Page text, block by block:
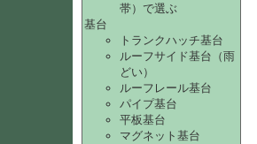
帯）で選ぶ
基台
トランクハッチ基台
ルーフサイド基台（雨
どい）
ルーフレール基台
パイプ基台
平板基台
マグネット基台